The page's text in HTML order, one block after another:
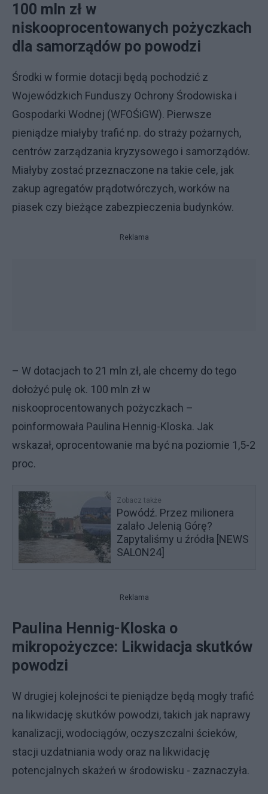
100 mln zł w
niskooprocentowanych pożyczkach
dla samorządów po powodzi
Środki w formie dotacji będą pochodzić z
Wojewódzkich Funduszy Ochrony Środowiska i
Gospodarki Wodnej (WFOŚiGW). Pierwsze
pieniądze miałyby trafić np. do straży pożarnych,
centrów zarządzania kryzysowego i samorządów.
Miałyby zostać przeznaczone na takie cele, jak
zakup agregatów prądotwórczych, worków na
piasek czy bieżące zabezpieczenia budynków.
Reklama
– W dotacjach to 21 mln zł, ale chcemy do tego
dołożyć pulę ok. 100 mln zł w
niskooprocentowanych pożyczkach –
poinformowała Paulina Hennig-Kloska. Jak
wskazał, oprocentowanie ma być na poziomie 1,5-2
proc.
Zobacz także
Powódź. Przez milionera
zalało Jelenią Górę?
Zapytaliśmy u źródła [NEWS
SALON24]
Reklama
Paulina Hennig-Kloska o
mikropożyczce: Likwidacja skutków
powodzi
W drugiej kolejności te pieniądze będą mogły trafić
na likwidację skutków powodzi, takich jak naprawy
kanalizacji, wodociągów, oczyszczalni ścieków,
stacji uzdatniania wody oraz na likwidację
potencjalnych skażeń w środowisku - zaznaczyła.